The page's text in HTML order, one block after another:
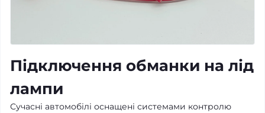
Підключення обманки на лід
лампи
Сучасні автомобілі оснащені системами контролю